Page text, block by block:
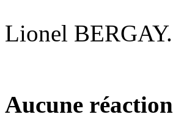
Lionel BERGAY.
Aucune réaction